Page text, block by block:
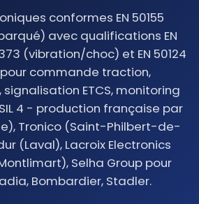
conformes EN 50155
avec qualifications EN
(vibration/choc) et EN 50124
commande traction,
signalisation ETCS, monitoring
4 - production française par
Tronico (Saint-Philbert-de-
(Laval), Lacroix Electronics
Selha Group pour
Bombardier, Stadler.